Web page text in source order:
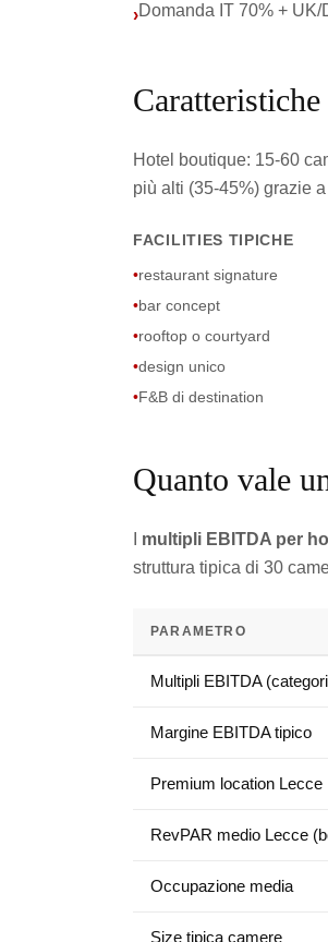
›Domanda IT 70% +
Hotel boutique: 15-60
più alti (35-45%) grazie
FACILITIES TIPICHE
•restaurant signature
•bar concept
•rooftop o courtyard
•design unico
•F&B di destination
Quanto vale
multipli EBITDA per
struttura tipica di 30
PARAMETRO
Multipli EBITDA
Margine EBITDA tipico
Premium location Lecce
RevPAR medio Lecce
Occupazione media
Size tipica camere